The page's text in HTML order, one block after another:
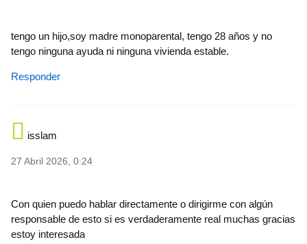
tengo un hijo,soy madre monoparental, tengo 28 años y no
tengo ninguna ayuda ni ninguna vivienda estable.
Responder
isslam
27 Abril 2026, 0:24
Con quien puedo hablar directamente o dirigirme con algún
responsable de esto si es verdaderamente real muchas gracias
estoy interesada